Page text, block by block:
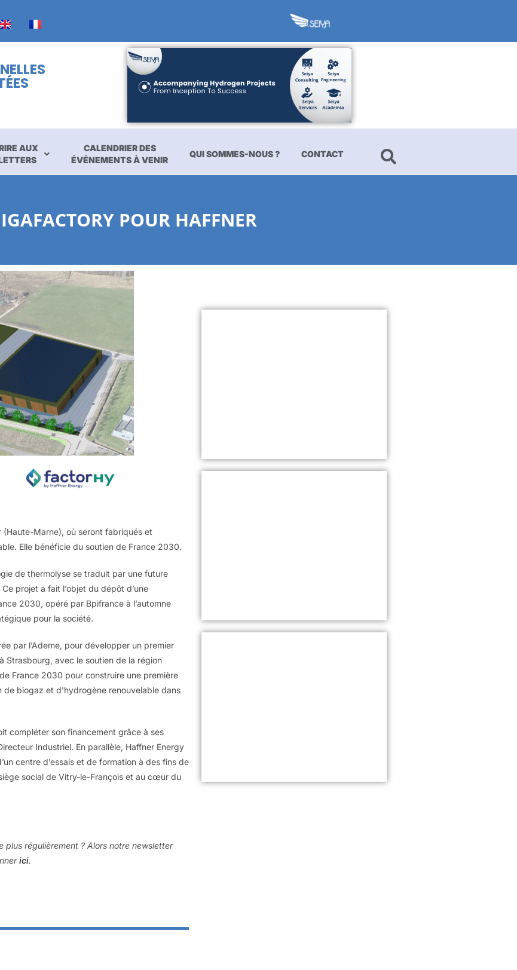
AUX
CALENDRIER DES
ÉVÉNEMENTS À VENIR
QUI SOMMES-NOUS ? CONTACT
POUR HAFFNER
Marne), où seront fabriqués et
Elle bénéficie du soutien de France 2030.
de thermolyse se traduit par une future
projet a fait l’objet du dépôt d’une
2030, opéré par Bpifrance à l’automne
pour la société.
par l’Ademe, pour développer un premier
Strasbourg, avec le soutien de la région
France 2030 pour construire une première
biogaz et d’hydrogène renouvelable dans
compléter son financement grâce à ses
Industriel. En parallèle, Haffner Energy
centre d’essais et de formation à des fins de
social de Vitry-le-François et au cœur du
plus régulièrement ? Alors notre newsletter
ici.